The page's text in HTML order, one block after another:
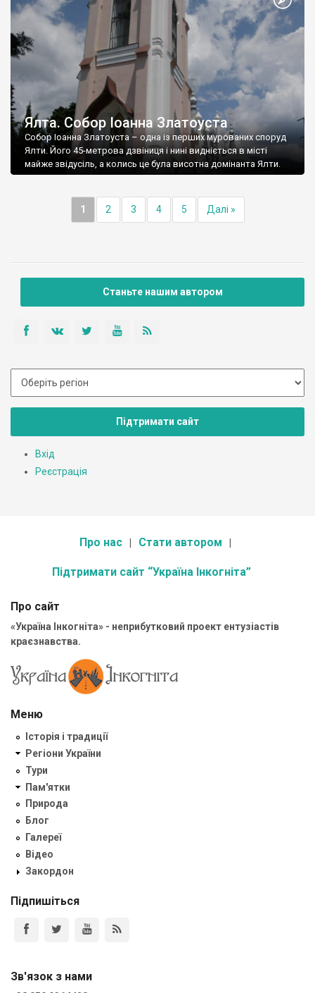
Ялта. Собор Іоанна Златоуста
Собор Іоанна Златоуста – одна із перших мурованих споруд
Ялти. Його 45-метрова дзвіниця і нині видніється в місті
майже звідусіль, а колись це була висотна домінанта Ялти.
1 2 3 4 5 Далі »
Станьте нашим автором
Підтримати сайт
Вхід
Реєстрація
Про нас Стати автором
Підтримати сайт “Україна Інкогніта”
Про сайт
«Україна Інкогніта» - неприбутковий проект ентузіастів
краєзнавства.
Меню
Історія і традиції
Регіони України
Тури
Пам'ятки
Природа
Блог
Галереї
Відео
Закордон
Підпишіться
Зв'язок з нами